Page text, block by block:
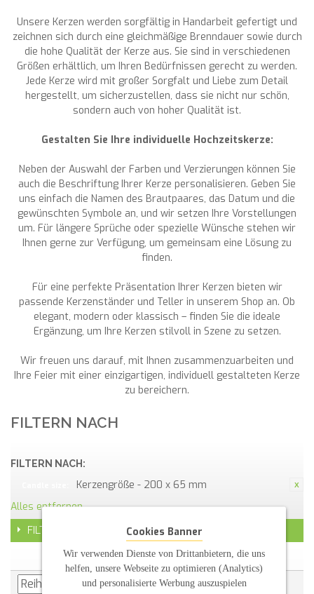
Unsere Kerzen werden sorgfältig in Handarbeit gefertigt und
zeichnen sich durch eine gleichmäßige Brenndauer sowie durch
die hohe Qualität der Kerze aus. Sie sind in verschiedenen
Größen erhältlich, um Ihren Bedürfnissen gerecht zu werden.
Jede Kerze wird mit großer Sorgfalt und Liebe zum Detail
hergestellt, um sicherzustellen, dass sie nicht nur schön,
sondern auch von hoher Qualität ist.
Gestalten Sie Ihre individuelle Hochzeitskerze:
Neben der Auswahl der Farben und Verzierungen können Sie
auch die Beschriftung Ihrer Kerze personalisieren. Geben Sie
uns einfach die Namen des Brautpaares, das Datum und die
gewünschten Symbole an, und wir setzen Ihre Vorstellungen
um. Für längere Sprüche oder spezielle Wünsche stehen wir
Ihnen gerne zur Verfügung, um gemeinsam eine Lösung zu
finden.
Für eine perfekte Präsentation Ihrer Kerzen bieten wir
passende Kerzenständer und Teller in unserem Shop an. Ob
elegant, modern oder klassisch – finden Sie die ideale
Ergänzung, um Ihre Kerzen stilvoll in Szene zu setzen.
Wir freuen uns darauf, mit Ihnen zusammenzuarbeiten und
Ihre Feier mit einer einzigartigen, individuell gestalteten Kerze
zu bereichern.
FILTERN NACH
FILTERN NACH:
Kerzengröße - 200 x 65 mm
Alles entfernen
FILTER Cookies Banner
Wir verwenden Dienste von Drittanbietern, die uns
helfen, unsere Webseite zu optimieren (Analytics)
und personalisierte Werbung auszuspielen